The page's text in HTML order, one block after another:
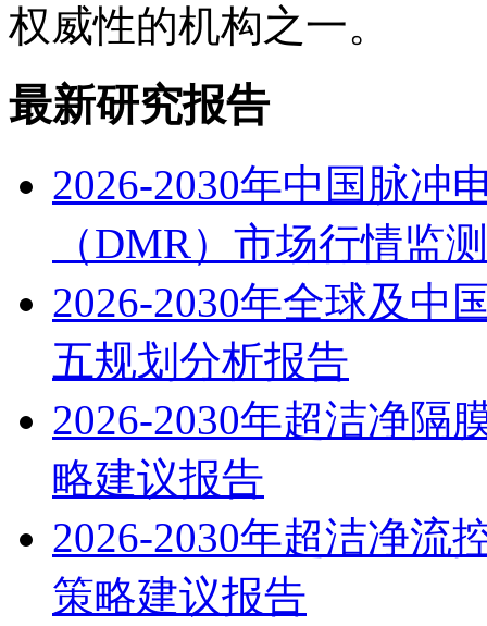
权威性的机构之一。
最新研究报告
2026-2030年中国脉冲
（DMR）市场行情监
2026-2030年全球及中
五规划分析报告
2026-2030年超洁净隔
略建议报告
2026-2030年超洁净流
策略建议报告